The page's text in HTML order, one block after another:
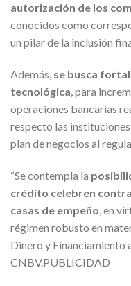
autorización de los
conocidos como
un pilar de la inclusión
Además, se busca
tecnológica, para
operaciones bancarias
respecto las
plan de negocios al
“Se contempla la
crédito celebren
casas de empeño , en
régimen robusto en
Dinero y Financiamiento
CNBV.PUBLICIDAD